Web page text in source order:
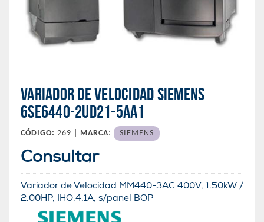
VARIADOR DE VELOCIDAD SIEMENS
6SE6440-2UD21-5AA1
CÓDIGO: 269 | MARCA: SIEMENS
Consultar
Variador de Velocidad MM440-3AC 400V, 1.50kW /
2.00HP, IHO:4.1A, s/panel BOP